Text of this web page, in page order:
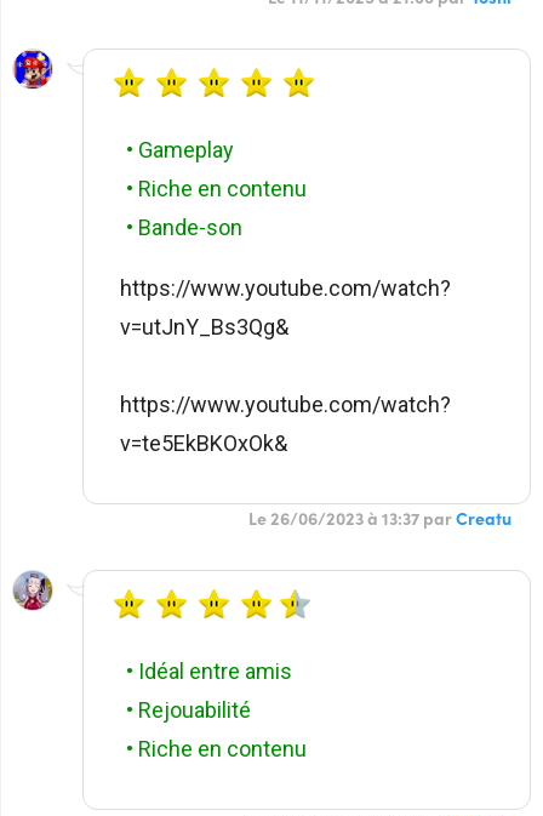
• Gameplay
• Riche en contenu
• Bande-son
https://www.youtube.com/watch?
v=utJnY_Bs3Qg&
https://www.youtube.com/watch?
v=te5EkBKOxOk&
Le 26/06/2023 à 13:37 parCreatu
• Idéal entre amis
• Rejouabilité
• Riche en contenu